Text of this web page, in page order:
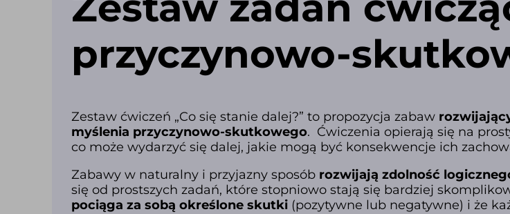
przyczynowo-
Zestaw ćwiczeń „Co się stanie dalej?” to propozycja zabaw
myślenia przyczynowo-skutkowego. Ćwiczenia opierają się na
co może wydarzyć się dalej, jakie mogą być konsekwencje ich
Zabawy w naturalny i przyjazny sposób rozwijają zdolność
się od prostszych zadań, które stopniowo stają się bardziej
pociąga za sobą określone skutki(pozytywne lub negatywne) i że